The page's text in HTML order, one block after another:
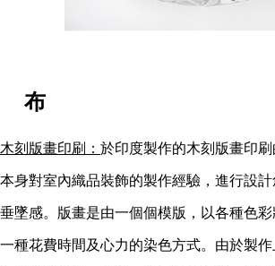
布
木刻版畫印刷： 於印度製作的木刻版畫印
本身對室內織品裝飾的製作經驗，進行設
垂墜感。版畫是由一個個模版，以各種色
一種花費時間及心力的染色方式。由於製